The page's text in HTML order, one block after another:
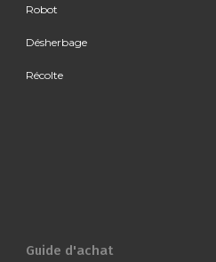
Robot
Désherbage
Récolte
Guide d'achat